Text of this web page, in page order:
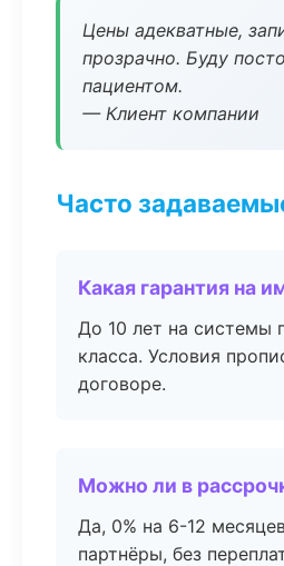
Цены адекватные,
прозрачно. Буду
пациентом.
— Клиент компании
Часто
Какая гарантия на
До 10 лет на системы
класса. Условия
договоре.
Можно ли в
Да, 0% на 6-12
партнёры, без